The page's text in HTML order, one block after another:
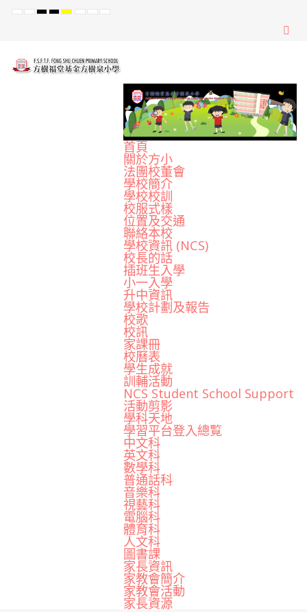
Default
Night
High
mode
High
mode
High
mode
SetSetSet
首頁
關於方小
法團校董會
學校簡介
學校校訓
校服式樣
位置及交通
聯絡本校
學校資訊 (NCS)
校長的話
插班生入學
小一入學
升中資訊
學校計劃及報告
校歌
校訊
家課冊
校曆表
學生成就
訓輔活動
NCS Student School Support
活動剪影
學科天地
學習平台登入總覧
中文科
英文科
數學科
普通話科
音樂科
視藝科
電腦科
體育科
人文科
圖書課
家長資訊
家教會簡介
家教會活動
家長資源